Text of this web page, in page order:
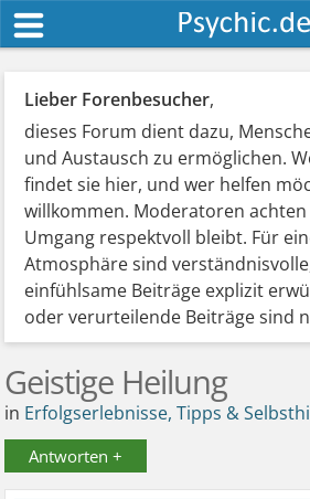
Lieber Forenbesucher,
dieses Forum dient dazu,
und Austausch zu ermöglichen.
findet sie hier, und wer helfen
willkommen. Moderatoren
Umgang respektvoll bleibt. Für
Atmosphäre sind
einfühlsame Beiträge explizit
oder verurteilende Beiträge sind
Geistige Heilung
in Erfolgserlebnisse, Tipps &
Antworten +